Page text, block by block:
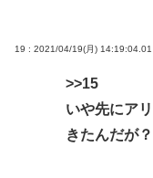
19 : 2021/04/19(月) 14:19:04.01
>>15
いや先にア
きたんだが？